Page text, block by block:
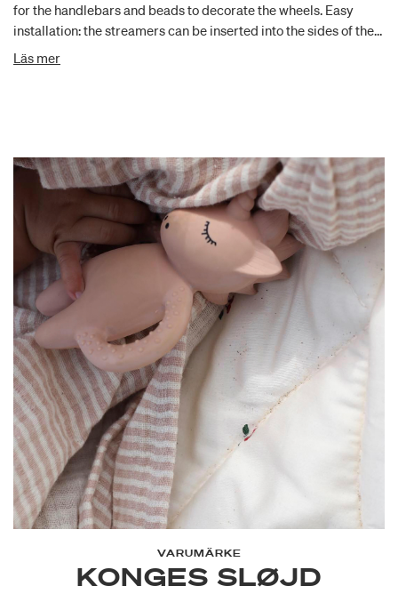
for the handlebars and beads to decorate the wheels. Easy
installation: the streamers can be inserted into the sides of the
handlebars, and beads are snapped onto the spokes of the
Läs mer
VARUMÄRKE
KONGES SLØJD